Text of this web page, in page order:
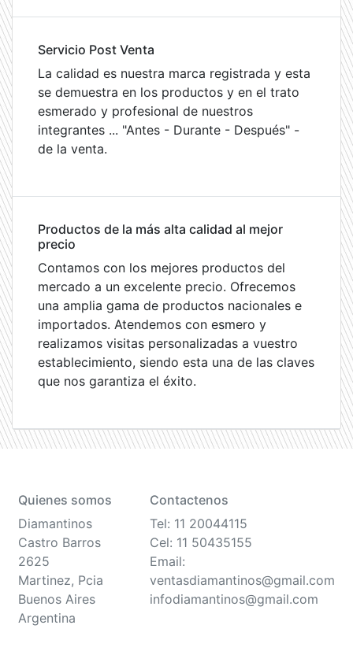
Servicio Post Venta
La calidad es nuestra marca registrada y esta
se demuestra en los productos y en el trato
esmerado y profesional de nuestros
integrantes ... "Antes - Durante - Después" -
de la venta.
Productos de la más alta calidad al mejor
precio
Contamos con los mejores productos del
mercado a un excelente precio. Ofrecemos
una amplia gama de productos nacionales e
importados. Atendemos con esmero y
realizamos visitas personalizadas a vuestro
establecimiento, siendo esta una de las claves
que nos garantiza el éxito.
Quienes somos
Diamantinos
Castro Barros
2625
Martinez, Pcia
Buenos Aires
Argentina
Contactenos
Tel: 11 20044115
Cel: 11 50435155
Email:
ventasdiamantinos@gmail.com
infodiamantinos@gmail.com